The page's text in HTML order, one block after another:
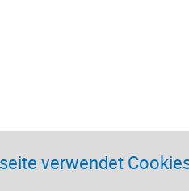
verwendet